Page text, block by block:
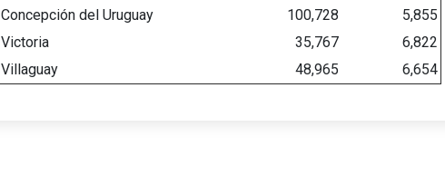
Concepción del Uruguay 100,728
5,855
Victoria 35,767
6,822
Villaguay 48,965 6,654